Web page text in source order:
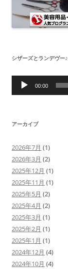
シザーズとランデヴー
音
00:00
アーカイブ
2026年7月 (1)
2026年3月 (2)
2025年12月 (1)
2025年11月 (1)
2025年5月 (2)
2025年4月 (2)
2025年3月 (1)
2025年2月 (1)
2025年1月 (1)
2024年12月 (4)
2024年10月 (4)